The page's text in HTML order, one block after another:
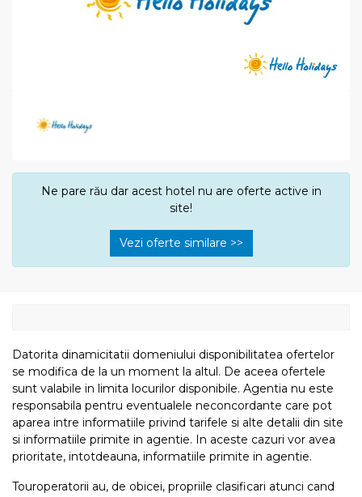
Ne pare rău dar acest hotel nu are oferte active in
site!
Vezi oferte similare >>
Datorita dinamicitatii domeniului disponibilitatea ofertelor
se modifica de la un moment la altul. De aceea ofertele
sunt valabile in limita locurilor disponibile. Agentia nu este
responsabila pentru eventualele neconcordante care pot
aparea intre informatiile privind tarifele si alte detalii din site
si informatiile primite in agentie. In aceste cazuri vor avea
prioritate, intotdeauna, informatiile primite in agentie.
Touroperatorii au, de obicei, propriile clasificari atunci cand